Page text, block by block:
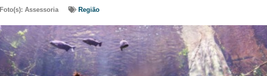
Foto(s): Assessoria Região